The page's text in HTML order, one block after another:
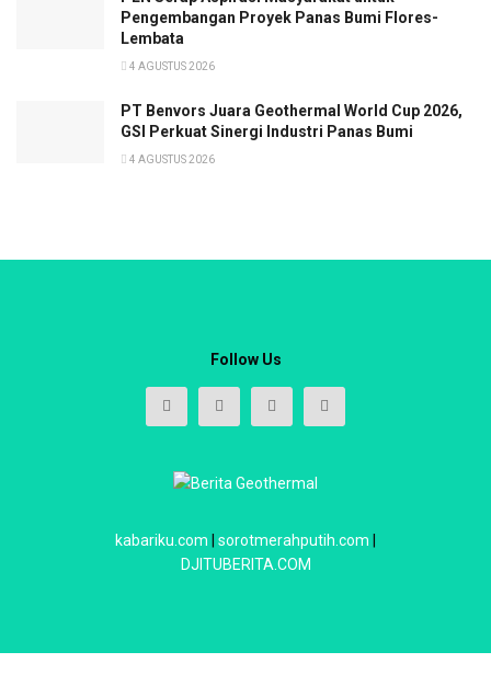
Pengembangan Proyek Panas Bumi Flores-
Lembata
4 AGUSTUS 2026
PT Benvors Juara Geothermal World Cup 2026,
GSI Perkuat Sinergi Industri Panas Bumi
4 AGUSTUS 2026
Follow Us
kabariku.com sorotmerahputih.com
DJITUBERITA.COM